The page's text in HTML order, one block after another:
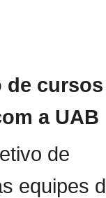
de cursos
a UAB
de
equipes